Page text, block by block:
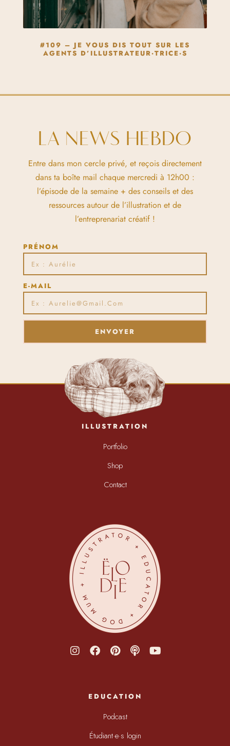
#109 – JE VOUS DIS TOUT SUR LES
AGENTS D’ILLUSTRATEUR·TRICE·S
LA NEWS HEBDO
Entre dans mon cercle privé, et reçois directement
dans ta boîte mail chaque mercredi à 12h00 :
l’épisode de la semaine + des conseils et des
ressources autour de l’illustration et de
l’entreprenariat créatif !
PRÉNOM
E-MAIL
ENVOYER
ILLUSTRATION
Portfolio
Shop
Contact
EDUCATION
Podcast
Étudiant·e·s login